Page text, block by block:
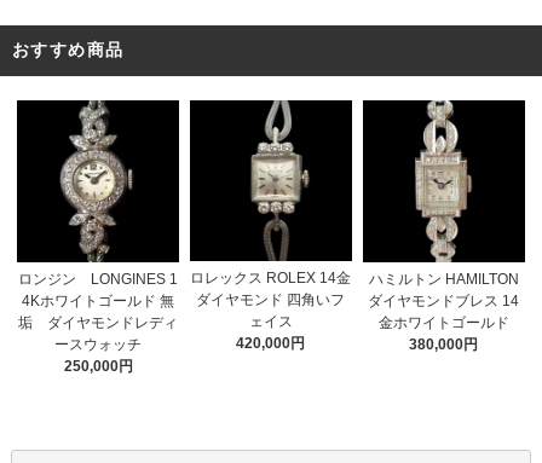
おすすめ商品
ロンジン LONGINES 1
4Kホワイトゴールド 無
垢 ダイヤモンドレディ
ースウォッチ
250,000円
ロレックス ROLEX 14金
ダイヤモンド 四角いフ
ェイス
420,000円
ハミルトン HAMILTON
ダイヤモンドブレス 14
金ホワイトゴールド
380,000円